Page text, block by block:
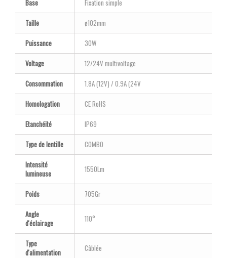
Base
Fixation simple
Taille
ø102mm
Puissance
30W
Voltage
12/24V multivoltage
Consommation
1.8A (12V) / 0.9A (24V
Homologation
CE RoHS
Etanchéité
IP69
Type de lentille
COMBO
Intensité
lumineuse
1550Lm
Poids
705Gr
Angle
d'éclairage
110°
Type
d'alimentation
Câblée